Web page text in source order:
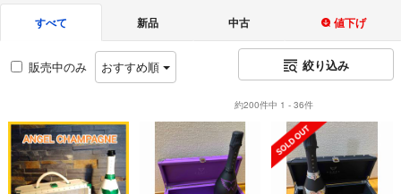
すべて 新品 中古 値下げ
販売中のみ おすすめ順 絞り込み
約200件中 1 - 36件